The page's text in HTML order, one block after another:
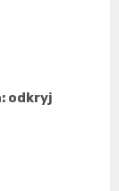
odkryj